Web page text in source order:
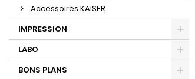
Accessoires KAISER
IMPRESSION
LABO
BONS PLANS